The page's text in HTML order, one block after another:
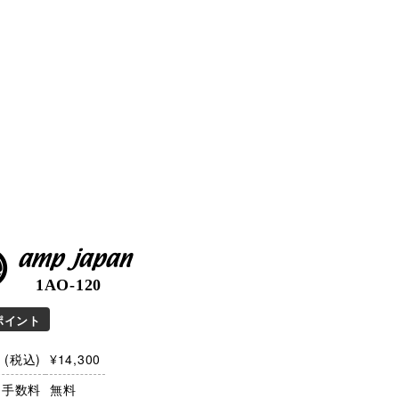
amp japan
1AO-120
ント
(税込) ¥14,300
数料 無料